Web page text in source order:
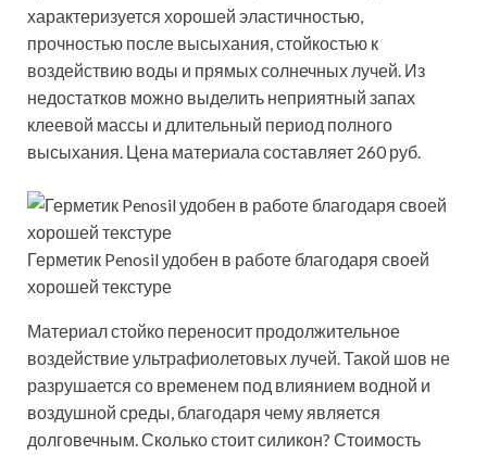
характеризуется хорошей эластичностью,
прочностью после высыхания, стойкостью к
воздействию воды и прямых солнечных лучей. Из
недостатков можно выделить неприятный запах
клеевой массы и длительный период полного
высыхания. Цена материала составляет 260 руб.
Герметик Penosil удобен в работе благодаря своей
хорошей текстуре
Материал стойко переносит продолжительное
воздействие ультрафиолетовых лучей. Такой шов не
разрушается со временем под влиянием водной и
воздушной среды, благодаря чему является
долговечным. Сколько стоит силикон? Стоимость